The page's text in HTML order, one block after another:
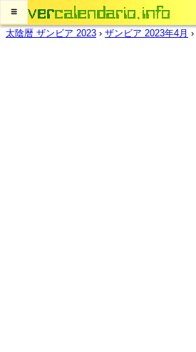
≡
太陰暦 ザンビア 2023 › ザンビア 2023年4月 ›